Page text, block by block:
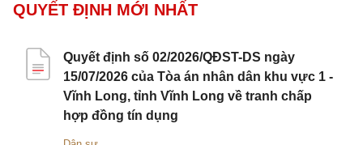
QUYẾT ĐỊNH MỚI NHẤT
Quyết định số 02/2026/QĐST-DS ngày
15/07/2026 của Tòa án nhân dân khu vực 1 -
Vĩnh Long, tỉnh Vĩnh Long về tranh chấp
hợp đồng tín dụng